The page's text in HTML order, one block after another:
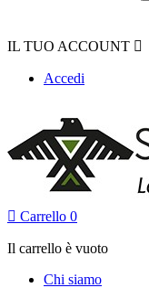
IL TUO ACCOUNT 
Accedi
 Carrello 0
Il carrello è vuoto
Chi siamo